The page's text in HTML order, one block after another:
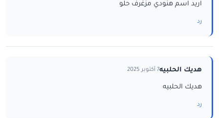
اريد اسم هنودي مزغرف حلو
رد
هديك الحلبيه7 أكتوبر 2025
هديك الحلبيه
رد